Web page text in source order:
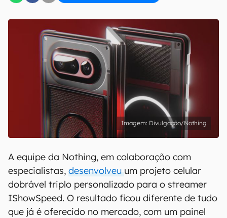
Uso e Política de Privacidade do Canaltech.
Divulgação/Nothing
A equipe da Nothing, em colaboração com
especialistas, desenvolveu um projeto celular
dobrável triplo personalizado para o streamer
IShowSpeed. O resultado ficou diferente de tudo
que já é oferecido no mercado, com um painel